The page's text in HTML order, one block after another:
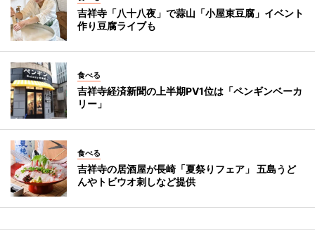
吉祥寺「八十八夜」で蒜山「小屋束豆腐」イベント
作り豆腐ライブも
食べる
吉祥寺経済新聞の上半期PV1位は「ペンギンベーカ
リー」
食べる
吉祥寺の居酒屋が長崎「夏祭りフェア」 五島うど
んやトビウオ刺しなど提供